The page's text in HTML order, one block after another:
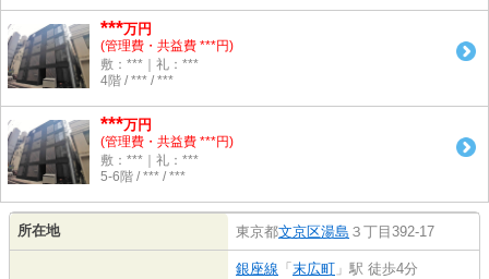
***万円
(管理費・共益費 ***円)
敷：***｜礼：***
4階 / *** / ***
***万円
(管理費・共益費 ***円)
敷：***｜礼：***
5-6階 / *** / ***
所在地 東京都文京区湯島 ３丁目392-17
銀座線 「 末広町 」駅 徒歩4分